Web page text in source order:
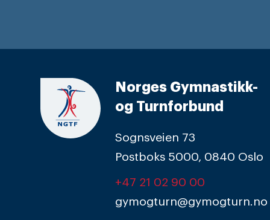
Norges Gymnastikk-
og Turnforbund
Sognsveien 73
Postboks 5000, 0840 Oslo
+47 21 02 90 00
gymogturn@gymogturn.no